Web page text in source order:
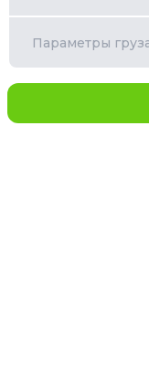
Параметры